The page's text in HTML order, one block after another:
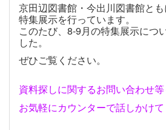
京田辺図書館・今出川図書館と
特集展示を行っています。
このたび、8-9月の特集展示につ
した。
ぜひご覧ください。
資料探しに関するお問い合わせ
お気軽にカウンターで話しかけて